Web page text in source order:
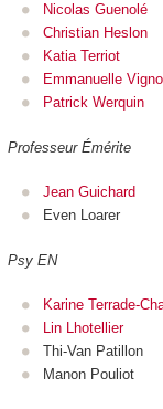
Nicolas Guenolé
Christian Heslon
Katia Terriot
Emmanuelle
Patrick Werquin
Professeur Émérite
Jean Guichard
Even Loarer
Psy EN
Karine Terrade-
Lin Lhotellier
Thi-Van Patillon
Manon Pouliot